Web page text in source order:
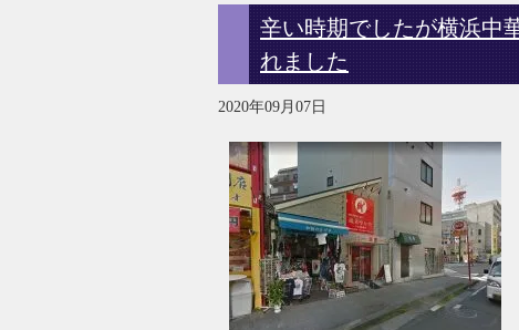
辛い時期でしたが横浜中
れました
2020年09月07日